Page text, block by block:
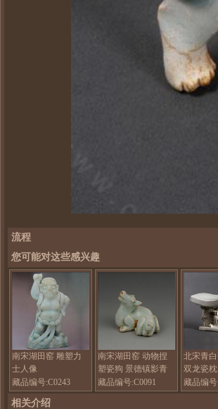
流程
您可能对这些感兴趣
南宋湖田窑 雕塑力
士人像
藏品编号:C0243
南宋湖田窑 动物捏
塑瓷狗 景德镇影青
瓷器
藏品编号:C0091
北宋青
双龙瓷枕
藏品编号
相关介绍